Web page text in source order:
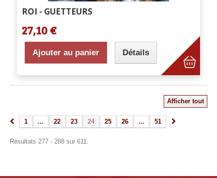
ROI - GUETTEURS
27,10 €
Ajouter au panier Détails
Afficher tout
1 ... 22 23 24 25 26 ... 51
Résultats 277 - 288 sur 611.